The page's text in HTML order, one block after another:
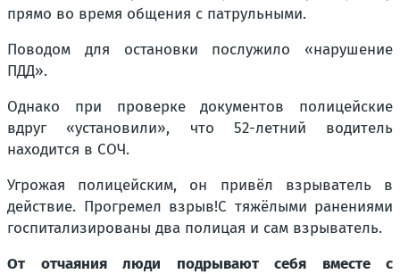
прямо во время общения с патрульными.
Поводом для остановки послужило «нарушение
ПДД».
Однако при проверке документов полицейские
вдруг «установили», что 52-летний водитель
находится в СОЧ.
Угрожая полицейским, он привёл взрыватель в
действие. Прогремел взрыв!С тяжёлыми ранениями
госпитализированы два полицая и сам взрыватель.
От отчаяния люди подрывают себя вместе с